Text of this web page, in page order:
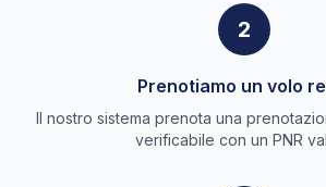
2
Prenotiamo un volo
Il nostro sistema prenota una
verificabile con un PNR